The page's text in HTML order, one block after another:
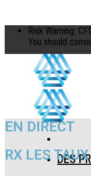
Risk Warning:
You should
DES
EN DIRECT
RX LES TAUX